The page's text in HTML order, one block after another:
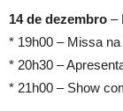
14 de dezembro –
* 19h00 – Missa
* 20h30 –
* 21h00 – Show